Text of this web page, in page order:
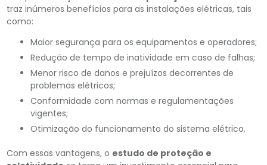
traz inúmeros benefícios para as instalações elétricas, tais
como:
Maior segurança para os equipamentos e operadores;
Redução de tempo de inatividade em caso de falhas;
Menor risco de danos e prejuízos decorrentes de
problemas elétricos;
Conformidade com normas e regulamentações
vigentes;
Otimização do funcionamento do sistema elétrico.
Com essas vantagens, o estudo de proteção e